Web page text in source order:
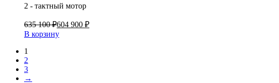
2 - тактный мотор
635 100 ₽604 900 ₽
В корзину
1
2
3
→